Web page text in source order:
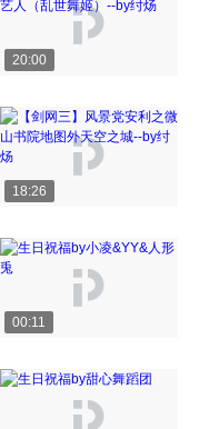
20:00
18:26
00:11